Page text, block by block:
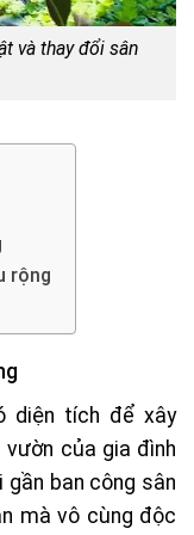
và thay đổi sân
rộng
diện tích để xây
của gia đình
ban công sân
mà vô cùng độc